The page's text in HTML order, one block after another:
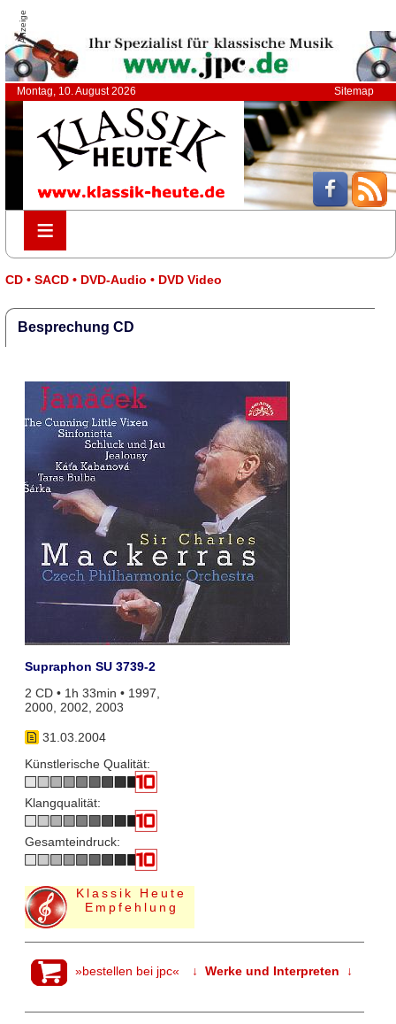
Anzeige
Montag, 10. August 2026 Sitemap
≡
≡
CD • SACD • DVD-Audio • DVD Video
Besprechung CD
Supraphon SU 3739-2
2 CD • 1h 33min • 1997,
2000, 2002, 2003
31.03.2004
Künstlerische Qualität:
Klangqualität:
Gesamteindruck:
Klassik Heute
Empfehlung
»bestellen bei jpc« ↓ Werke und Interpreten ↓